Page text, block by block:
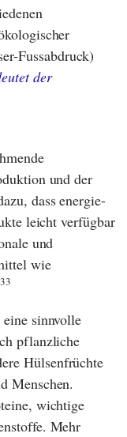
Fussabdruck)
der
und der
dass energie-
leicht verfügbar
und
wie
33
sinnvolle
pflanzliche
Hülsenfrüchte
Menschen.
wichtige
Mehr